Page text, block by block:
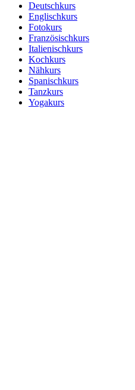
Deutschkurs
Englischkurs
Fotokurs
Französischkurs
Italienischkurs
Kochkurs
Nähkurs
Spanischkurs
Tanzkurs
Yogakurs